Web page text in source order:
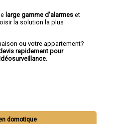
large gamme d'alarmes et
la solution la plus
ou votre appartement?
rapidement pour
domotique